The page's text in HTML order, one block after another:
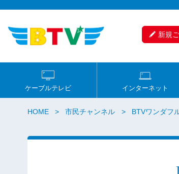
新規
ケーブルテレビ インターネット
HOME 市民チャンネル BTVワンダフ